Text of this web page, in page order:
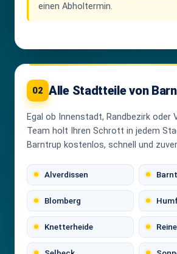
einen Abholtermin.
02 Alle Stadtteile von
Egal ob Innenstadt, Randbezirk oder
Team holt Ihren Schrott in jedem
Barntrup kostenlos, schnell und
Alverdissen
Blomberg
Knetterheide